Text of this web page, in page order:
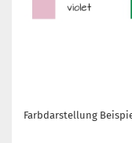
Farbdarstellung